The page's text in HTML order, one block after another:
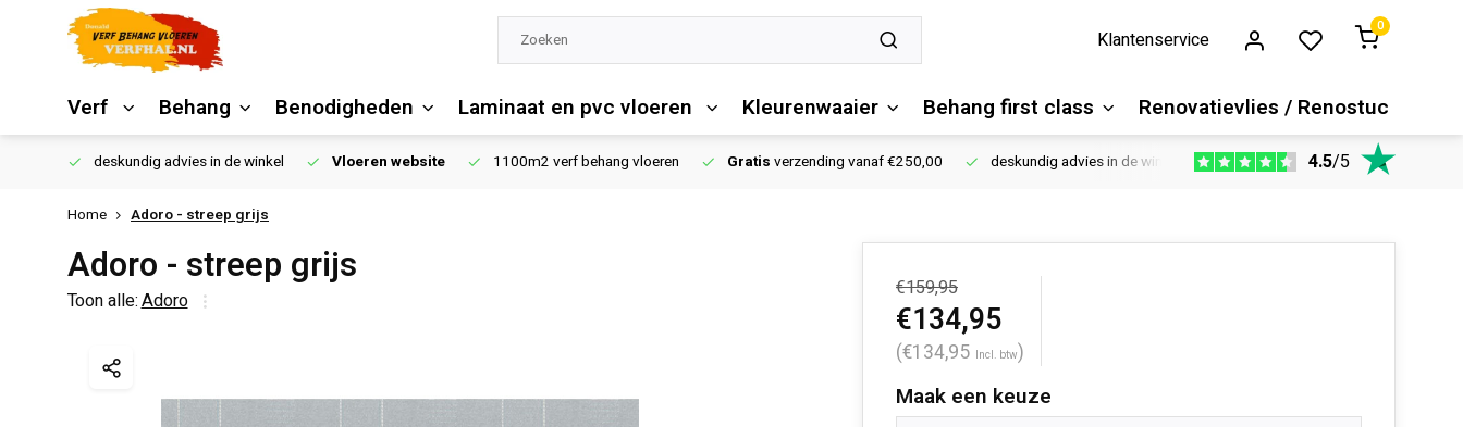
Klantenservice
0
Verf Behang Benodigheden Laminaat en pvc vloeren Kleurenwaaier Behang first class Renovatievlies / Renostuc
deskundig advies in de winkel Vloeren website 1100m2 verf behang vloeren Gratis verzending vanaf €250,00 deskundig advies in de winkel Vloeren website 1100m2
4.5/5
Home Adoro - streep grijs
Adoro - streep grijs
Toon alle:Adoro €159,95
€134,95
(€134,95 Incl. btw)
Maak een keuze